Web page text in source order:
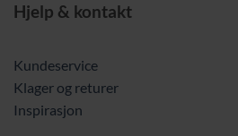
Hjelp & kontakt
Kundeservice
Klager og returer
Inspirasjon